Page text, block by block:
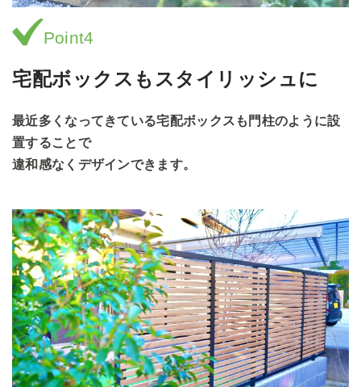
Point4
宅配ボックスもスタイリッシュに
最近多くなってきている宅配ボックスも門柱のように設
置することで
違和感なくデザインできます。